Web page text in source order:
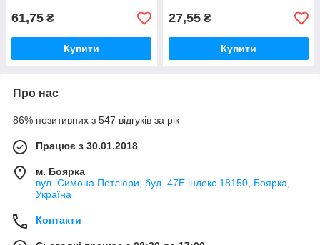
61,75 ₴
Купити
27,55 ₴
Купити
Про нас
86% позитивних з 547 відгуків за рік
Працює з 30.01.2018
м. Боярка
вул. Симона Петлюри, буд. 47Е індекс 18150, Боярка,
Україна
Контакти